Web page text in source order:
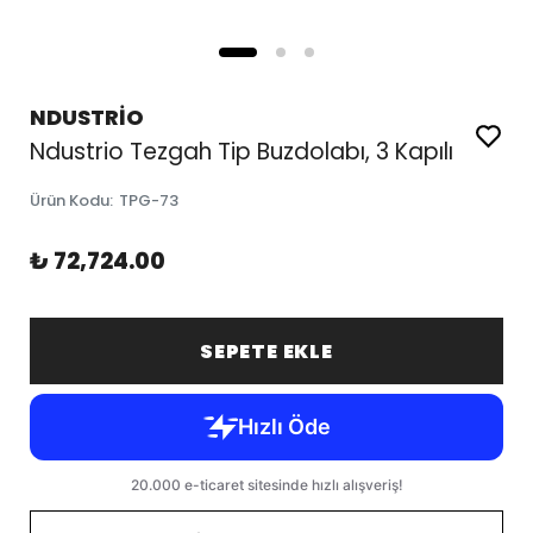
NDUSTRİO
Ndustrio Tezgah Tip Buzdolabı, 3 Kapılı
Ürün Kodu: TPG-73
₺ 72,724.00
SEPETE EKLE